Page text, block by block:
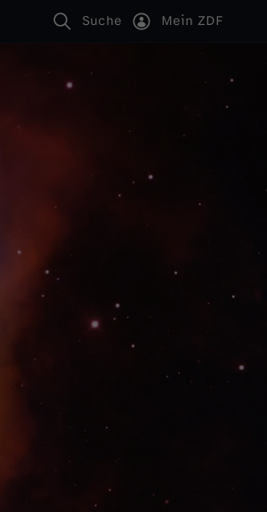
Suche Mein ZDF